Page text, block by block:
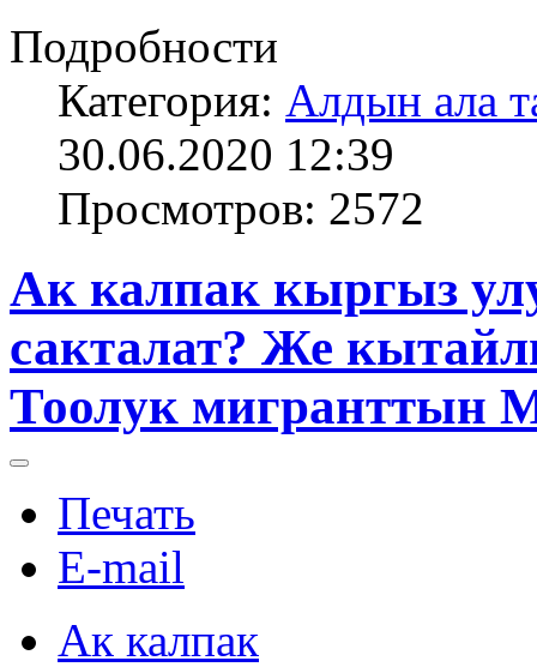
Подробности
Категория: Алдын ала
30.06.2020 12:39
Просмотров: 2572
Ак калпак кыргыз
сакталат? Же
Тоолук мигранттын
Печать
E-mail
Ак калпак